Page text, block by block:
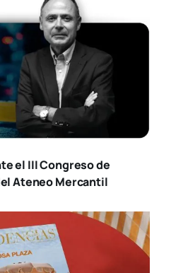
el III Congreso de
Ateneo Mercantil